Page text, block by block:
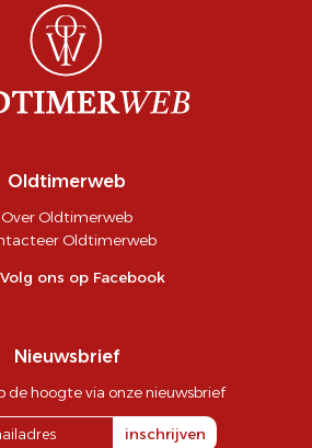
Oldtimerweb
Over Oldtimerweb
Oldtimerweb
Volg ons op Facebook
Nieuwsbrief
de hoogte via onze nieuwsbrief
inschrijven